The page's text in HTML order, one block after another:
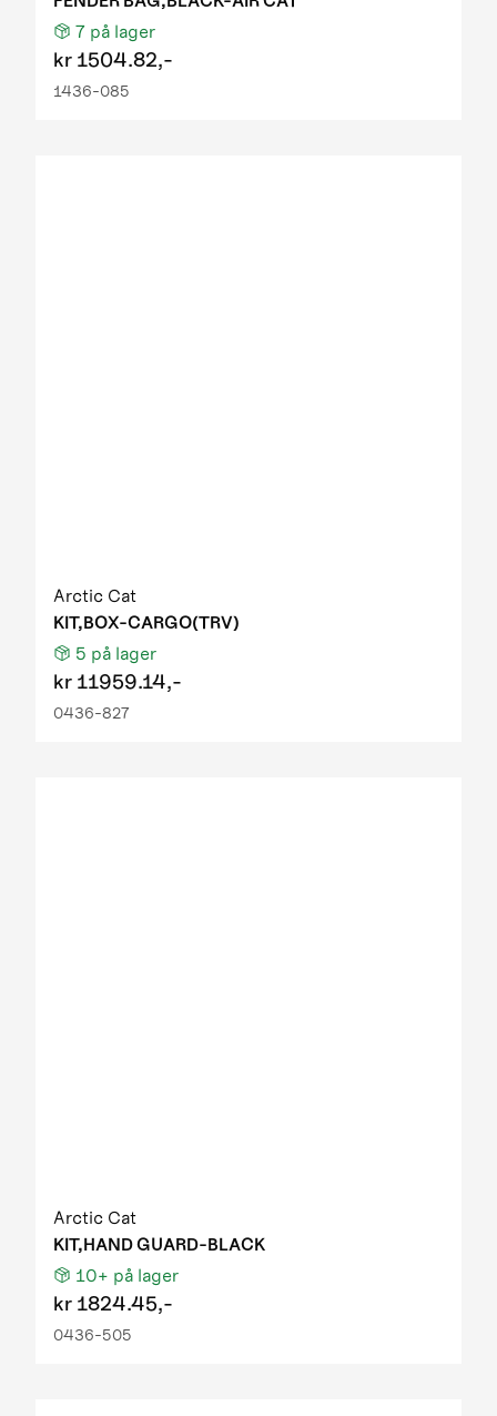
7 på lager
kr 1504.82,-
1436-085
Arctic Cat
KIT,BOX-CARGO(TRV)
5 på lager
kr 11959.14,-
0436-827
Arctic Cat
KIT,HAND GUARD-BLACK
10+ på lager
kr 1824.45,-
0436-505